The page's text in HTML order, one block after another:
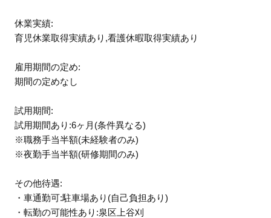
休業実績:
育児休業取得実績あり,看護休暇取得実績あり
雇用期間の定め:
期間の定めなし
試用期間:
試用期間あり:6ヶ月(条件異なる)
※職務手当半額(未経験者のみ)
※夜勤手当半額(研修期間のみ)
その他待遇:
・車通勤可:駐車場あり(自己負担あり)
・転勤の可能性あり:泉区上谷刈